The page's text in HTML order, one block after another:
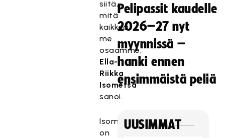
siitä,
mitä
kaikkea
me
osaamme,
Ella-
Riikka
Isometsä
sanoi.
Isometsällä
on
Pelipassit kaudelle
2026–27 nyt
myynnissä –
hanki ennen
ensimmäistä peliä
UUSIMMAT